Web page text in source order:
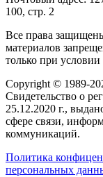
100, стр. 2
Все права
материалов
только при
Copyright © 1989-
Свидетельство о
25.12.2020 г.,
сфере связи,
коммуникаций.
Политика
персональных